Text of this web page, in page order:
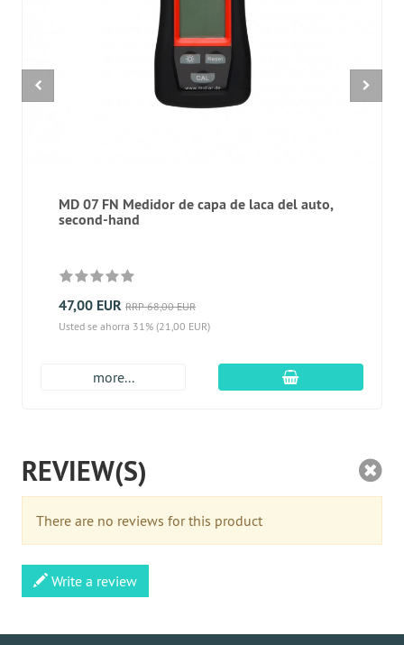
MD 07 FN Medidor de capa de laca del auto,
second-hand
47,00 EUR RRP 68,00 EUR
Usted se ahorra 31% (21,00 EUR)
more... En el carro de
REVIEW(S)
There are no reviews for this product
Write a review